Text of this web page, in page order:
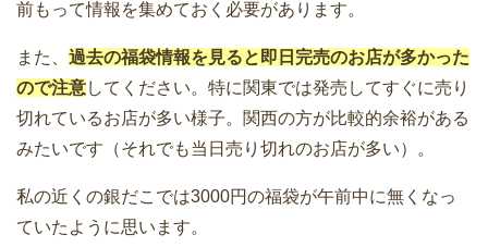
前もって情報を集めておく必要があります。
また、 過去の福袋情報を見ると即日完売のお店が多かった
ので注意してください。特に関東では発売してすぐに売り
切れているお店が多い様子。関西の方が比較的余裕がある
みたいです（それでも当日売り切れのお店が多い）。
私の近くの銀だこでは3000円の福袋が午前中に無くなっ
ていたように思います。